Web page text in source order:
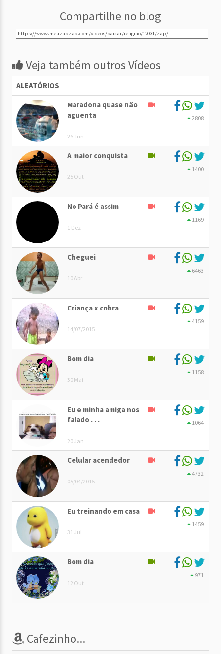
Compartilhe no blog
Veja também outros Vídeos
ALEATÓRIOS
Maradona quase não
aguenta
26 Jun
2808
A maior conquista
25 Out
1400
No Pará é assim
1 Dez
1169
Cheguei
10 Abr
6463
Criança x cobra
14/07/2015
4159
Bom dia
30 Mai
1158
Eu e minha amiga nos
falado . . .
20 Jan
1064
Celular acendedor
05/04/2015
4732
Eu treinando em casa
31 Jul
1459
Bom dia
12 Out
971
Cafezinho...